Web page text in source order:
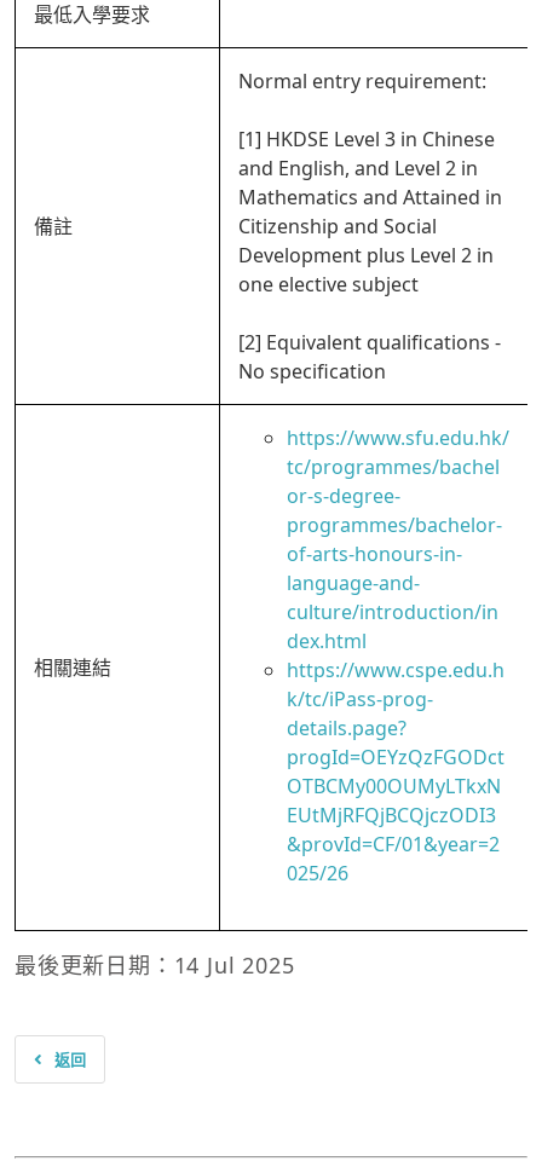
最低入學要求
備註
Normal entry requirement:
[1] HKDSE Level 3 in Chinese
and English, and Level 2 in
Mathematics and Attained in
Citizenship and Social
Development plus Level 2 in
one elective subject
[2] Equivalent qualifications -
No specification
相關連結
https://www.sfu.edu.hk/
tc/programmes/bachel
or-s-degree-
programmes/bachelor-
of-arts-honours-in-
language-and-
culture/introduction/in
dex.html
https://www.cspe.edu.h
k/tc/iPass-prog-
details.page?
progId=OEYzQzFGODct
OTBCMy00OUMyLTkxN
EUtMjRFQjBCQjczODI3
&provId=CF/01&year=2
025/26
最後更新日期：14 Jul 2025
返回